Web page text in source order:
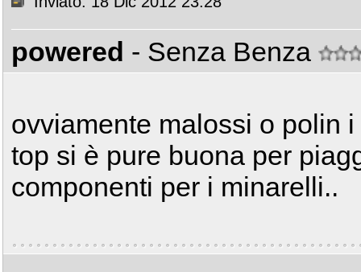
powered - Senza Benza
ovviamente malossi o polin
top si è pure buona per
componenti per i minarelli..